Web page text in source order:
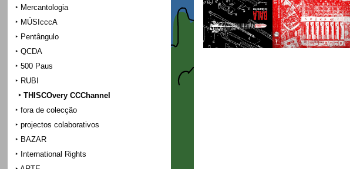
Mercantologia
MÚSIcccA
Pentângulo
QCDA
500 Paus
RUBI
THISCOvery CCChannel
fora de colecção
projectos colaborativos
BAZAR
International Rights